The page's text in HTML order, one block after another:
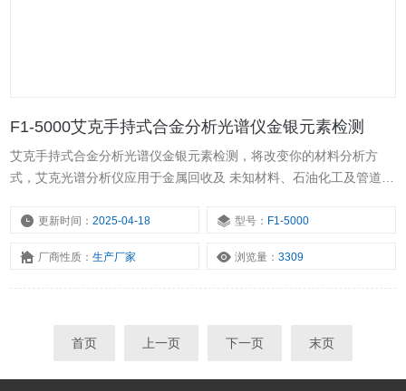
F1-5000艾克手持式合金分析光谱仪金银元素检测
艾克手持式合金分析光谱仪金银元素检测，将改变你的材料分析方
式，艾克光谱分析仪应用于金属回收及 未知材料、石油化工及管道、
用，具有人体工学设计，只需轻轻按下按钮，即可进行无损的元素分
验室”所带来的便捷。
更新时间：2025-04-18 型号： F1-5000
厂商性质：生产厂家 浏览量：3309
首页 上一页 下一页 末页